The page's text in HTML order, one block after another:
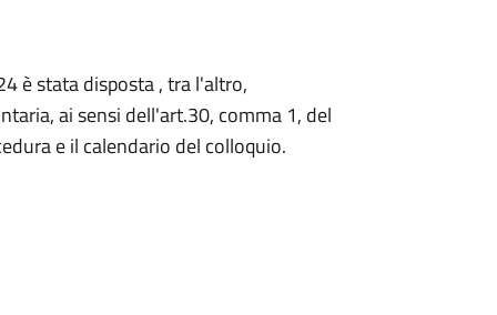
è stata disposta , tra l'altro,
ai sensi dell'art.30, comma 1, del
e il calendario del colloquio.